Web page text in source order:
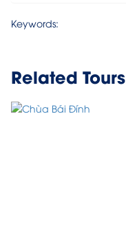
Keywords:
Related Tours